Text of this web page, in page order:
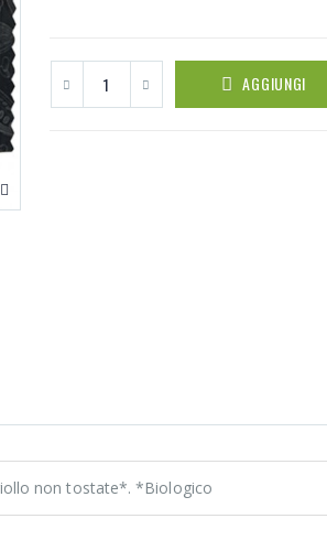
AGGIUNGI
non tostate*. *Biologico